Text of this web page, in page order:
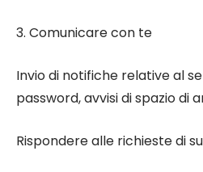
3. Comunicare con te
Invio di notifiche relative al
password, avvisi di spazio di
Rispondere alle richieste di